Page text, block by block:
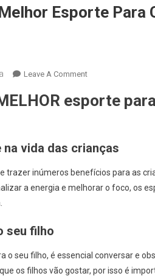
Esporte Para
Leave A CommentOn
Escolher
Crianças
Hiperativas
esporte
vida das crianças
trazer inúmeros benefícios para as
a energia e melhorar o foco, os
seu filho
o seu filho, é essencial conversar e
os filhos vão gostar, por isso é